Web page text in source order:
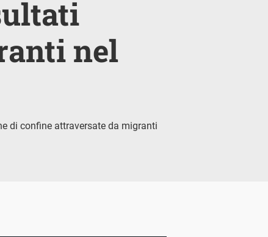
nel
di confine attraversate da migranti